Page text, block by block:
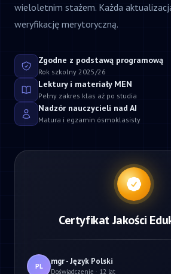
wieloletnim stażem. Każda
weryfikację merytoryczną.
Zgodne z podstawą programową
Rok szkolny 2025/26
Lektury i materiały MEN
Pełny zakres klas aż po studia
Nadzór nauczycieli nad AI
Matura i egzamin ósmoklasisty
Certyfikat Jakości
PL mgr - Język Polski
Doświadczenie · 12 lat